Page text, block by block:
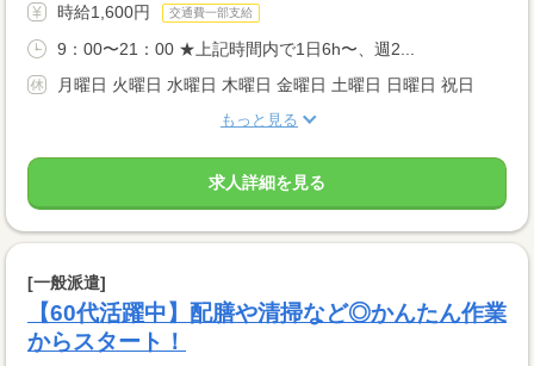
時給1,600円 交通費一部支給
9：00〜21：00 ★上記時間内で1日6h〜、週2...
月曜日 火曜日 水曜日 木曜日 金曜日 土曜日 日曜日 祝日
もっと見る
求人詳細を見る
[一般派遣]
【60代活躍中】配膳や清掃など◎かんたん作業
からスタート！